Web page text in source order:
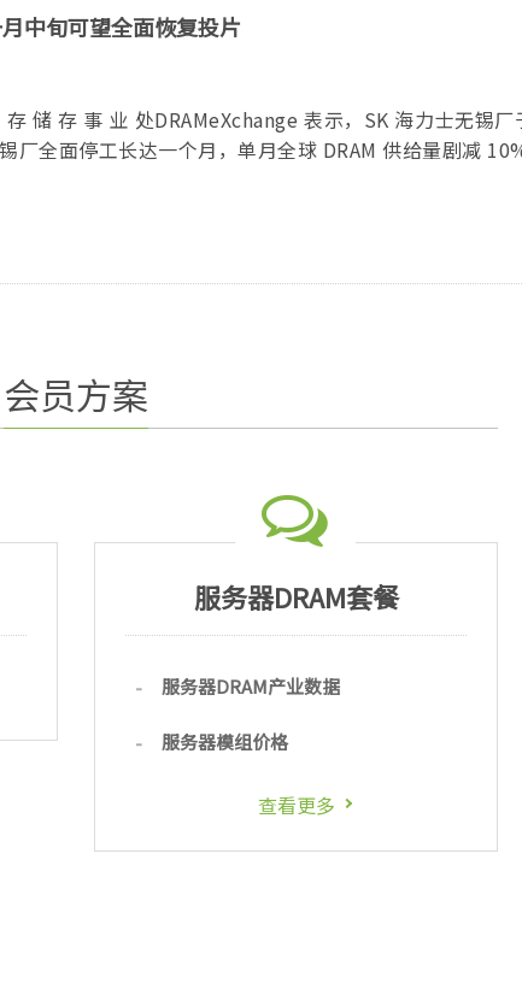
中旬可望全面恢复投片
储 存 事 业 处DRAMeXchange 表示，SK 海力士无锡厂
厂全面停工长达一个月，单月全球 DRAM 供给量剧减
会员方案
服务器DRAM套餐
服务器DRAM产业数据
服务器模组价格
查看更多